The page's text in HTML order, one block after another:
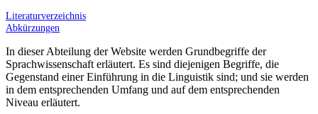
Literaturverzeichnis
Abkürzungen
In dieser Abteilung der Website werden Grundbegriffe der
Sprachwissenschaft erläutert. Es sind diejenigen Begriffe, die
Gegenstand einer Einführung in die Linguistik sind; und sie werden
in dem entsprechenden Umfang und auf dem entsprechenden
Niveau erläutert.